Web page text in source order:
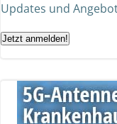
Updates und
Jetzt anmelden!